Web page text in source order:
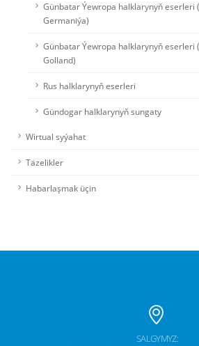
Günbatar Ýewropa halklarynyň eserleri
Germaniýa)
Günbatar Ýewropa halklarynyň eserleri
Golland)
Rus halklarynyň eserleri
Gündogar halklarynyň sungaty
Wirtual syýahat
Täzelikler
Habarlaşmak üçin
SALGYMYZ: